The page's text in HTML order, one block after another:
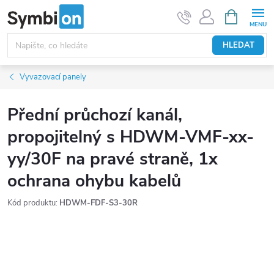
na
obsah
HLEDAT
NÁKUPNÍ
KOŠÍK
Vyvazovací panely
Přední průchozí kanál,
propojitelný s HDWM-VMF-xx-
yy/30F na pravé straně, 1x
ochrana ohybu kabelů
Kód produktu: HDWM-FDF-S3-30R